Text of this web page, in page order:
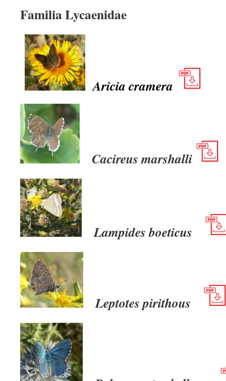
Familia Lycaenidae
Aricia cramera
Cacireus marshalli
Lampides boeticus
Leptotes pirithous